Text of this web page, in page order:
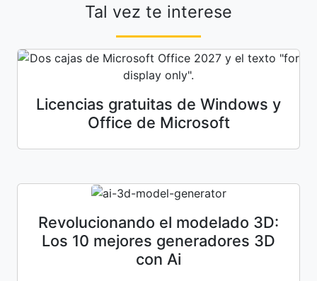
Tal vez te interese
Licencias gratuitas de Windows y
Office de Microsoft
Revolucionando el modelado 3D:
Los 10 mejores generadores 3D
con Ai